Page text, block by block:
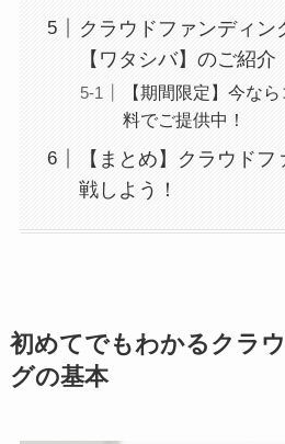
クラウドファンディン
【ワタシバ】のご紹介
【期間限定】今な
料でご提供中！
【まとめ】クラウド
戦しよう！
初めてでもわかるクラ
グの基本